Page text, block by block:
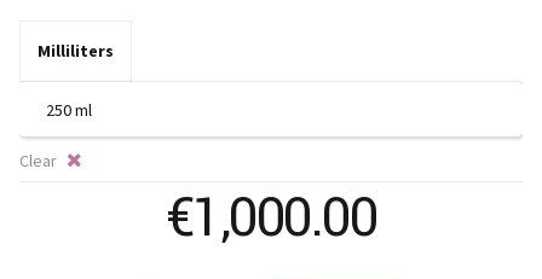
Milliliters
Clear
€1,000.00